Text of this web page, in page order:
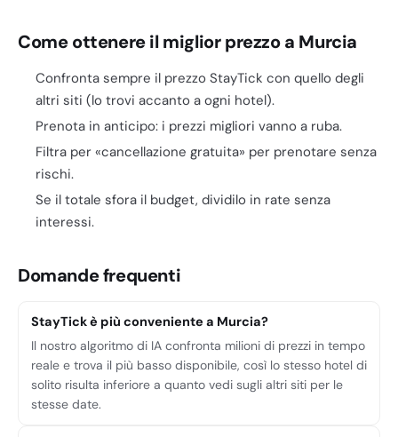
Come ottenere il miglior prezzo a Murcia
Confronta sempre il prezzo StayTick con quello degli
altri siti (lo trovi accanto a ogni hotel).
Prenota in anticipo: i prezzi migliori vanno a ruba.
Filtra per «cancellazione gratuita» per prenotare senza
rischi.
Se il totale sfora il budget, dividilo in rate senza
interessi.
Domande frequenti
StayTick è più conveniente a Murcia?
Il nostro algoritmo di IA confronta milioni di prezzi in tempo
reale e trova il più basso disponibile, così lo stesso hotel di
solito risulta inferiore a quanto vedi sugli altri siti per le
stesse date.